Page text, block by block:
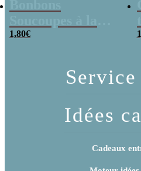
poudre (x20)
1,80€
Idées
Cadeaux